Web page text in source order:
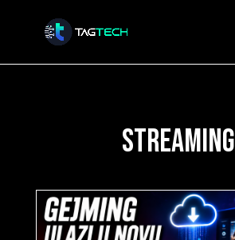
streaming